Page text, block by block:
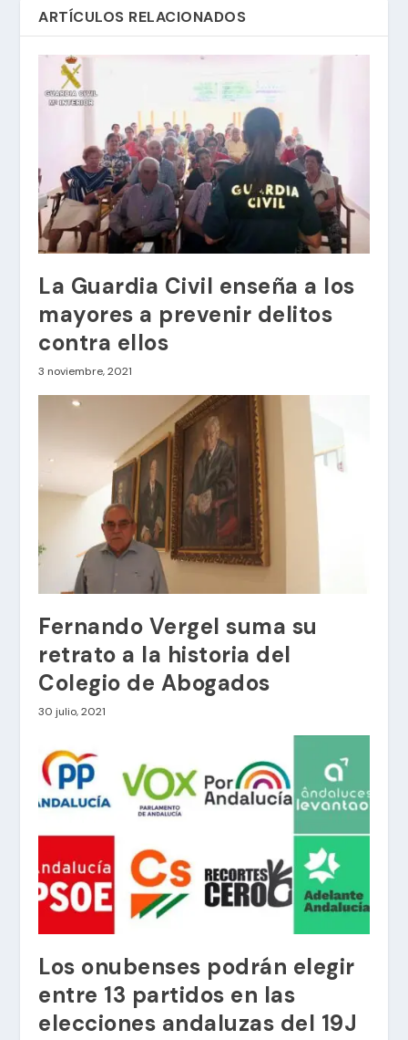
ARTÍCULOS RELACIONADOS
La Guardia Civil enseña a los
mayores a prevenir delitos
contra ellos
3 noviembre, 2021
Fernando Vergel suma su
retrato a la historia del
Colegio de Abogados
30 julio, 2021
Los onubenses podrán elegir
entre 13 partidos en las
elecciones andaluzas del 19J